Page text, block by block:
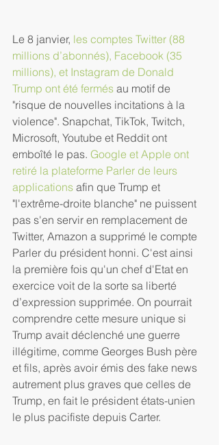
Le 8 janvier, les comptes Twitter (88
millions d’abonnés), Facebook (35
millions), et Instagram de Donald
Trump ont été fermés au motif de
"risque de nouvelles incitations à la
violence". Snapchat, TikTok, Twitch,
Microsoft, Youtube et Reddit ont
emboîté le pas. Google et Apple ont
retiré la plateforme Parler de leurs
applications afin que Trump et
"l'extrême-droite blanche" ne puissent
pas s'en servir en remplacement de
Twitter, Amazon a supprimé le compte
Parler du président honni. C'est ainsi
la première fois qu'un chef d'Etat en
exercice voit de la sorte sa liberté
d’expression supprimée. On pourrait
comprendre cette mesure unique si
Trump avait déclenché une guerre
illégitime, comme Georges Bush père
et fils, après avoir émis des fake news
autrement plus graves que celles de
Trump, en fait le président états-unien
le plus pacifiste depuis Carter.